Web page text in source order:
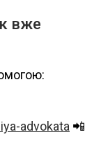
вже
advokata 📲